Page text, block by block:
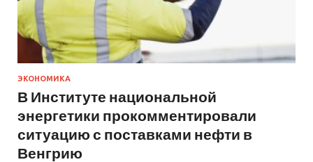
ЭКОНОМИКА
В Институте национальной
энергетики прокомментировали
ситуацию с поставками нефти в
Венгрию